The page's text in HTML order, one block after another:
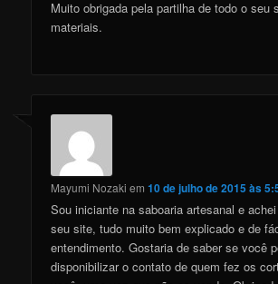
Muito obrigada pela partilha de todo o seu
materiais.
Mayumi Nozaki em10 de julho de 2015 às
Sou iniciante na saboaria artesanal e
seu site, tudo muito bem explicado e de
entendimento. Gostaria de saber se você
disponibilizar o contato de quem fez os